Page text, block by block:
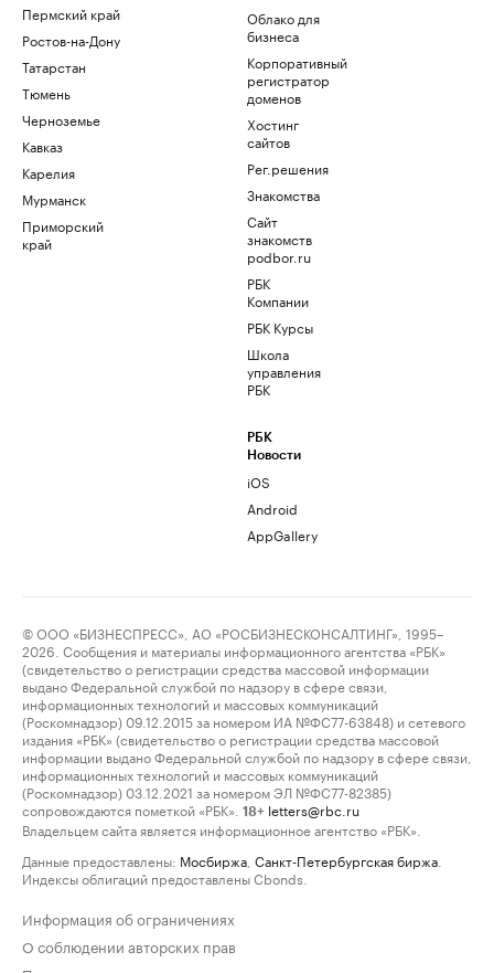
Пермский край
Ростов-на-Дону
Татарстан
Тюмень
Черноземье
Кавказ
Карелия
Мурманск
Приморский
край
Облако для
бизнеса
Корпоративный
регистратор
доменов
Хостинг
сайтов
Рег.решения
Знакомства
Сайт
знакомств
podbor.ru
РБК
Компании
РБК Курсы
Школа
управления
РБК
РБК
Новости
iOS
Android
AppGallery
© ООО «БИЗНЕСПРЕСС», АО «РОСБИЗНЕСКОНСАЛТИНГ», 1995–
2026. Сообщения и материалы информационного агентства «РБК»
(свидетельство о регистрации средства массовой информации
выдано Федеральной службой по надзору в сфере связи,
информационных технологий и массовых коммуникаций
(Роскомнадзор) 09.12.2015 за номером ИА №ФС77-63848) и сетевого
издания «РБК» (свидетельство о регистрации средства массовой
информации выдано Федеральной службой по надзору в сфере связи,
информационных технологий и массовых коммуникаций
(Роскомнадзор) 03.12.2021 за номером ЭЛ №ФС77-82385)
сопровождаются пометкой «РБК».
18+ letters@rbc.ru
Владельцем сайта является информационное агентство «РБК».
Данные предоставлены: Мосбиржа Санкт-Петербургская биржа
Индексы облигаций предоставлены Cbonds.
Информация об ограничениях
О соблюдении авторских прав